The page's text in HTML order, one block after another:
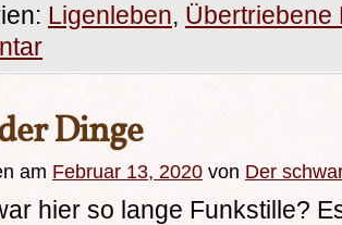
Ligenleben, Übertriebene
Dinge
am Februar 13, 2020 von Der
hier so lange Funkstille?